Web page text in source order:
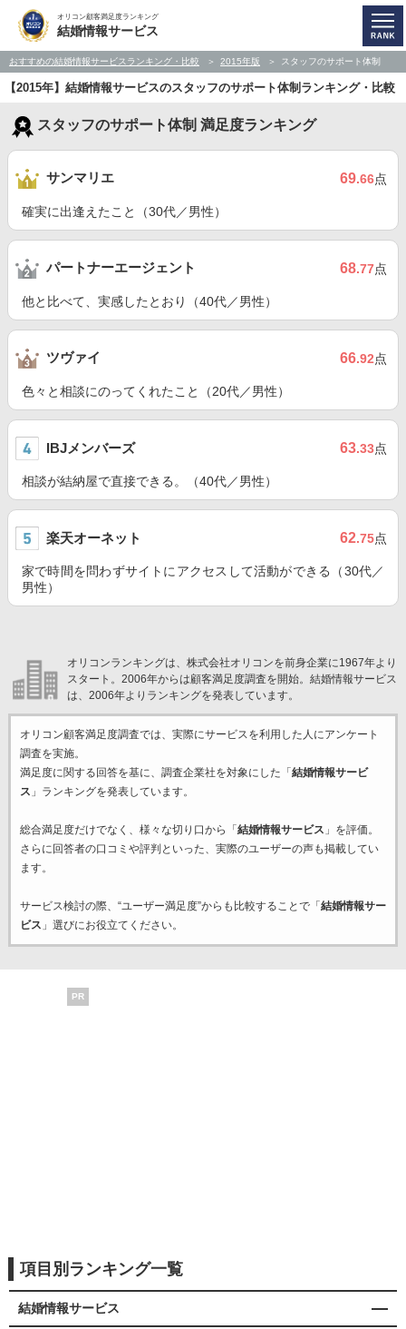
オリコン顧客満足度ランキング
結婚情報サービス
おすすめの結婚情報サービスランキング・比較 2015年版 スタッフのサポート体制
【2015年】結婚情報サービスのスタッフのサポート体制ランキング・比較
スタッフのサポート体制 満足度ランキング
サンマリエ 69.66点
確実に出逢えたこと（30代／男性）
パートナーエージェント 68.77点
他と比べて、実感したとおり（40代／男性）
ツヴァイ 66.92点
色々と相談にのってくれたこと（20代／男性）
IBJメンバーズ 63.33点
相談が結納屋で直接できる。（40代／男性）
楽天オーネット 62.75点
家で時間を問わずサイトにアクセスして活動ができる（30代／
男性）
オリコンランキングは、株式会社オリコンを前身企業に1967年より
スタート。2006年からは顧客満足度調査を開始。結婚情報サービス
は、2006年よりランキングを発表しています。
オリコン顧客満足度調査では、実際にサービスを利用した 人にアンケート
調査を実施。
満足度に関する回答を基に、調査企業社を対象にした「 結婚情報サービ
ス 」ランキングを発表しています。
総合満足度だけでなく、様々な切り口から「 結婚情報サービス 」を評価。
さらに回答者の口コミや評判といった、実際のユーザーの声も掲載してい
ます。
サービス検討の際、“ユーザー満足度”からも比較することで「 結婚情報サー
ビス 」選びにお役立てください。
PR
項目別ランキング一覧
結婚情報サービス